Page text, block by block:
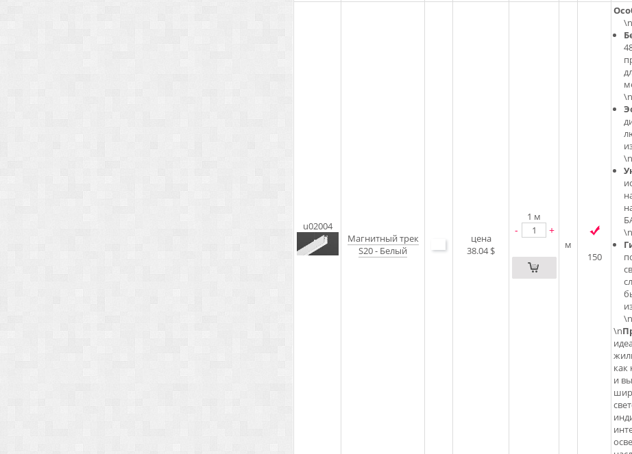
u02004
Магнитный трек
S20 - Белый
цена
38.04 $
1 м
- +
м
150
\n
\n
\n
\n
\n
\n
как
и